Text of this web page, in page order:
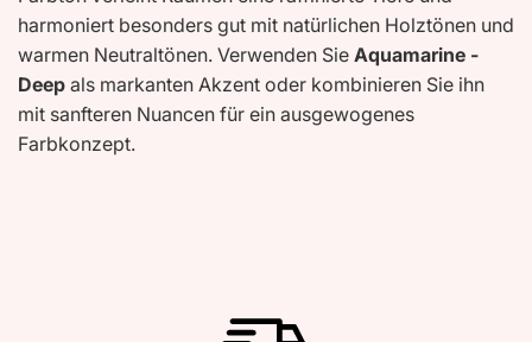
harmoniert besonders gut mit natürlichen Holztönen und
warmen Neutraltönen. Verwenden Sie Aquamarine -
Deep als markanten Akzent oder kombinieren Sie ihn
mit sanfteren Nuancen für ein ausgewogenes
Farbkonzept.